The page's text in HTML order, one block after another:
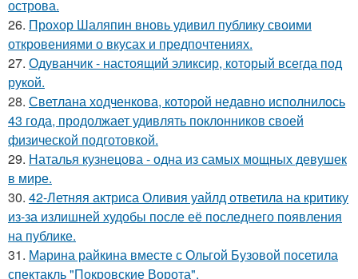
острова.
26. Прохор Шаляпин вновь удивил публику своими
откровениями о вкусах и предпочтениях.
27. Одуванчик - настоящий эликсир, который всегда под
рукой.
28. Светлана ходченкова, которой недавно исполнилось
43 года, продолжает удивлять поклонников своей
физической подготовкой.
29. Наталья кузнецова - одна из самых мощных девушек
в мире.
30. 42-Летняя актриса Оливия уайлд ответила на критику
из-за излишней худобы после её последнего появления
на публике.
31. Марина райкина вместе с Ольгой Бузовой посетила
спектакль "Покровские Ворота".